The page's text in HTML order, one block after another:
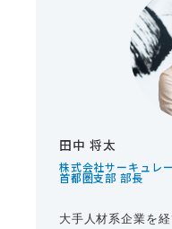
田中 将太
株式会社サーキュレ
首都圏支部 部長
大手人材系企業を